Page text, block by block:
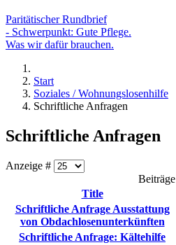
Paritätischer Rundbrief
- Schwerpunkt: Gute Pflege.
Was wir dafür brauchen.
Start
Soziales / Wohnungslosenhilfe
Schriftliche Anfragen
Schriftliche Anfragen
Anzeige #
Beiträge
Title
Schriftliche Anfrage Ausstattung
von Obdachlosenunterkünften
Schriftliche Anfrage: Kältehilfe